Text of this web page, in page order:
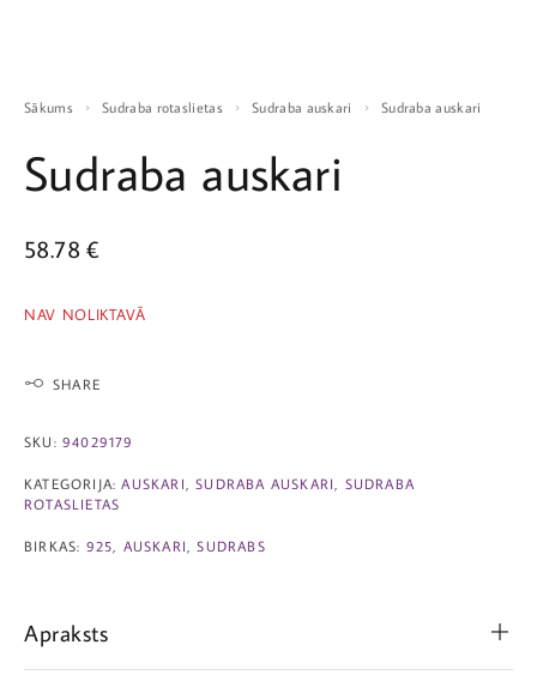
Sākums Sudraba rotaslietas Sudraba auskari Sudraba auskari
Sudraba auskari
58.78€
NAV NOLIKTAVĀ
SHARE
SKU: 94029179
KATEGORIJA:AUSKARI ,SUDRABA AUSKARI
SUDRABA
ROTASLIETAS
BIRKAS: 925 AUSKARI ,SUDRABS
Apraksts